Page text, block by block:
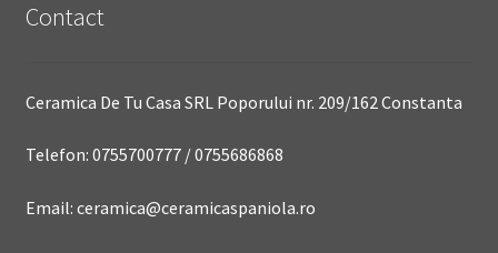
Contact
Ceramica De Tu Casa SRL Poporului nr. 209/162 Constanta
Telefon: 0755700777 / 0755686868
Email: ceramica@ceramicaspaniola.ro